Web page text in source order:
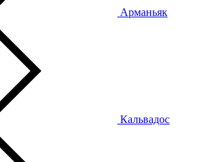
Арманьяк
Кальвадос